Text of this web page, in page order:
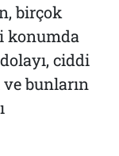
birçok
konumda
ciddi
ve bunların